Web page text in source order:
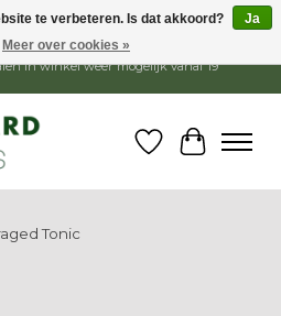
webshop blijft open. Bestellingen
in winkel weer mogelijk vanaf 19
Verlanglijst
Tonic
te verbeteren. Is dat akkoord?
Ja
Meer over cookies »